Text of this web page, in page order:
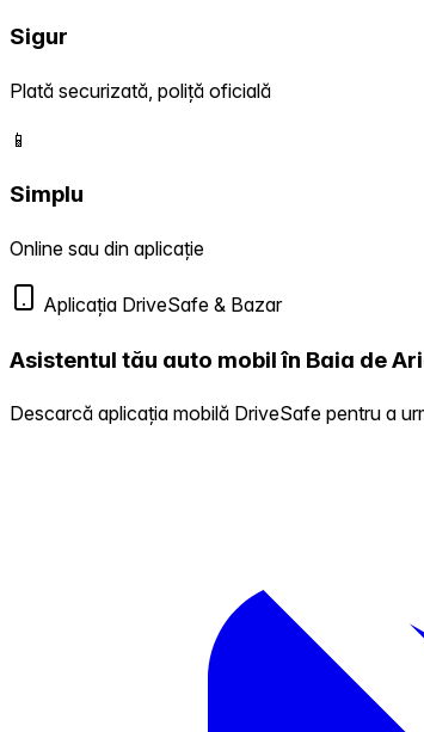
Sigur
Plată securizată, poliță oficială
📱
Simplu
Online sau din aplicație
Aplicația DriveSafe & Bazar
Asistentul tău auto mobil în Baia de
Descarcă aplicația mobilă DriveSafe pentru a